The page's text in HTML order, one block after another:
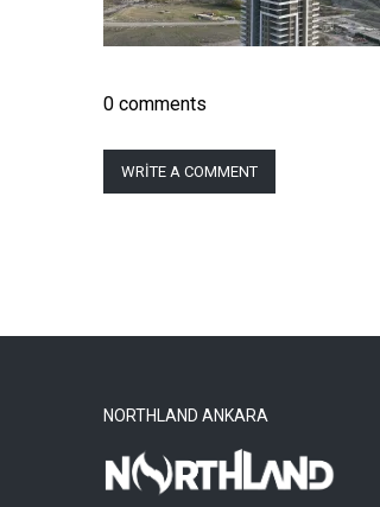
0 comments
WRITE A COMMENT
NORTHLAND ANKARA